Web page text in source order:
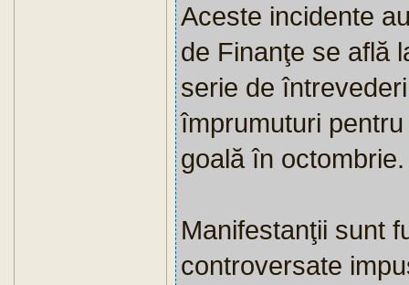
Aceste incidente
de Finanţe se află
serie de
împrumuturi
goală în octombrie.
Manifestanţii sunt
controversate